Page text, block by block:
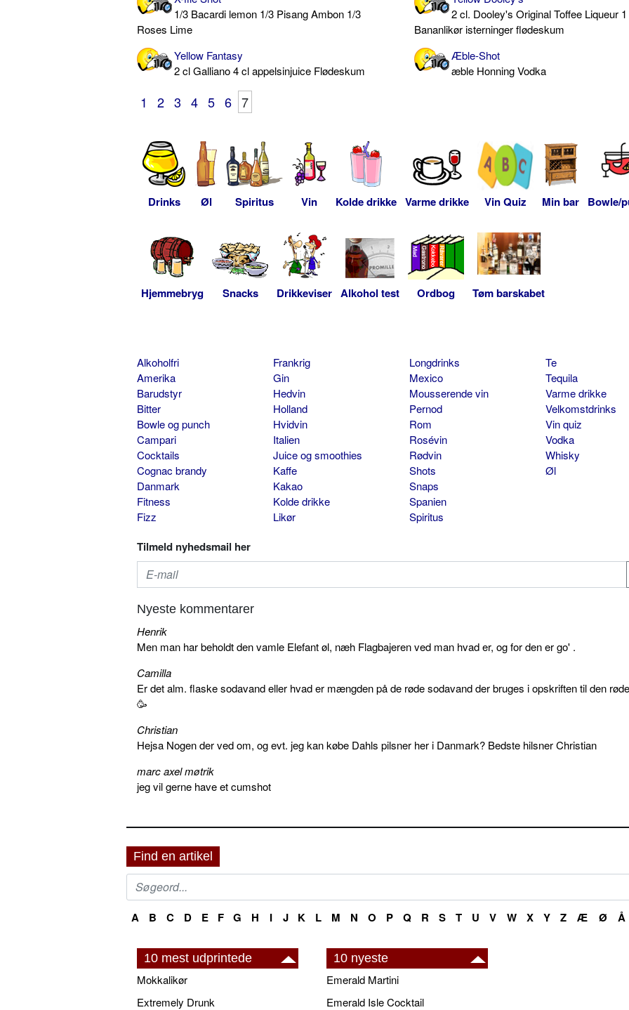
1/3 Bacardi lemon 1/3 Pisang Ambon 1/3
Roses Lime
2 cl. Dooley's Original Toffee Liqueur
Bananlikør isterninger flødeskum
Yellow Fantasy
2 cl Galliano 4 cl appelsinjuice Flødeskum
Æble-Shot
æble Honning Vodka
1 2 3 4 5 6 7
Drinks Øl Spiritus Vin Kolde drikke Varme drikke Vin Quiz Min bar Bowle/
Hjemmebryg Snacks Drikkeviser Alkohol test Ordbog Tøm barskabet
Alkoholfri
Amerika
Barudstyr
Bitter
Bowle og punch
Campari
Cocktails
Cognac brandy
Danmark
Fitness
Fizz
Frankrig
Gin
Hedvin
Holland
Hvidvin
Italien
Juice og smoothies
Kaffe
Kakao
Kolde drikke
Likør
Longdrinks
Mexico
Mousserende vin
Pernod
Rom
Rosévin
Rødvin
Shots
Snaps
Spanien
Spiritus
Te
Tequila
Varme drikke
Velkomstdrinks
Vin quiz
Vodka
Whisky
Øl
Tilmeld nyhedsmail her
Nyeste kommentarer
Henrik
Men man har beholdt den vamle Elefant øl, næh Flagbajeren ved man hvad er, og for den er go' .
Camilla
Er det alm. flaske sodavand eller hvad er mængden på de røde sodavand der bruges i opskriften til den
🥳
Christian
Hejsa Nogen der ved om, og evt. jeg kan købe Dahls pilsner her i Danmark? Bedste hilsner Christian
marc axel møtrik
jeg vil gerne have et cumshot
Find en artikel
A B C D E F G H I J K L M N O P Q R S T U V W X Y Z Æ Ø Å
10 mest udprintede
Mokkalikør
Extremely Drunk
10 nyeste
Emerald Martini
Emerald Isle Cocktail